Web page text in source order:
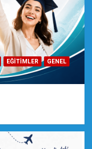
EĞİTİMLER
GENEL